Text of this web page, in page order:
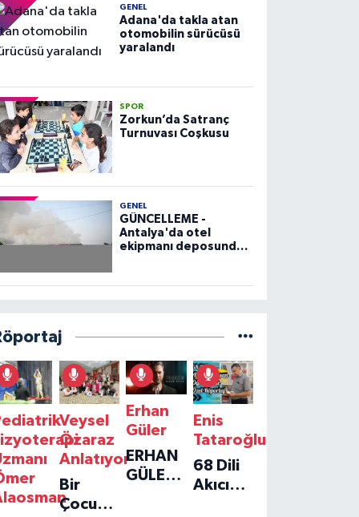
GENEL
Adana'da takla atan
otomobilin sürücüsü
yaralandı
SPOR
Zorkun’da Satranç
Turnuvası Coşkusu
GENEL
GÜNCELLEME -
Antalya'da otel
ekipmanı deposunda
Veysel
Özaraz
Anlatıyor
Bir
Çocuğun
Erhan
Güler
ERHAN
GÜLER'IN
Enis
Tataroğlu
68 Dili
Akıcı